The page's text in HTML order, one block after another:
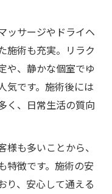
きリラクゼーシ
中ケアサロンの見
するポイントと
集中ケアの違い
い選び方のコツ
ッサージやドライヘ
施術も充実。リラク
や、静かな個室でゆ
気です。施術後には
く、日常生活の質向
も多いことから、
特徴です。施術の安
り、安心して通える